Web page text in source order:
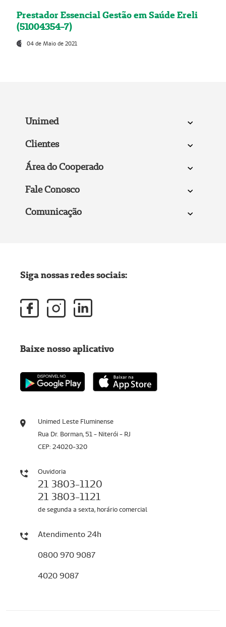
Prestador Essencial Gestão em Saúde Ereli
(51004354-7)
04 de Maio de 2021
Unimed
Clientes
Área do Cooperado
Fale Conosco
Comunicação
Unimed Leste Fluminense
Rua Dr. Borman, 51 - Niterói - RJ
CEP: 24020-320
Ouvidoria
21 3803-1120
21 3803-1121
de segunda a sexta, horário comercial
Atendimento 24h
0800 970 9087
4020 9087
Siga nossas redes sociais:
Baixe nosso aplicativo